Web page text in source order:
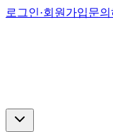
로그인·회원가입문의